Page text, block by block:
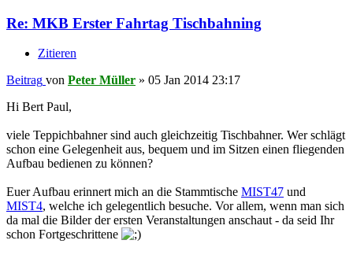
Re: MKB Erster Fahrtag Tischbahning
Zitieren
Beitrag von Peter Müller » 05 Jan 2014 23:17
Hi Bert Paul,
viele Teppichbahner sind auch gleichzeitig Tischbahner. Wer schlägt
schon eine Gelegenheit aus, bequem und im Sitzen einen fliegenden
Aufbau bedienen zu können?
Euer Aufbau erinnert mich an die Stammtische MIST47 und
MIST4, welche ich gelegentlich besuche. Vor allem, wenn man sich
da mal die Bilder der ersten Veranstaltungen anschaut - da seid Ihr
schon Fortgeschrittene